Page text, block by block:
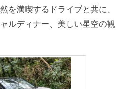
を満喫するドライブと共に、
ルディナー、美しい星空の観